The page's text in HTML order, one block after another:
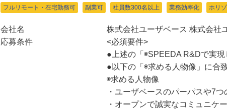
フルリモート・在宅勤務可 副業可 社員数300名以上 業務効率化 ホリ
会社名
株式会社ユーザベース 株式会社
応募条件
<必須要件>
●上述の「◉SPEEDA R&Dで実
●以下の「◉求める人物像」に合
◉求める人物像
・ユーザベースのパーパスや7
・オープンで誠実なコミュニケ